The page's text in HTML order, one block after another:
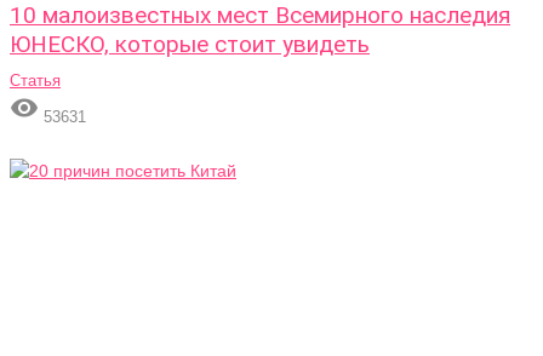
10 малоизвестных мест Всемирного наследия
ЮНЕСКО, которые стоит увидеть
Статья
 53631